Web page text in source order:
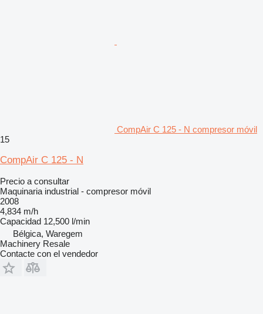
CompAir C 125 - N compresor móvil
15
CompAir C 125 - N
Precio a consultar
Maquinaria industrial - compresor móvil
2008
4,834 m/h
Capacidad 12,500 l/min
Bélgica, Waregem
Machinery Resale
Contacte con el vendedor